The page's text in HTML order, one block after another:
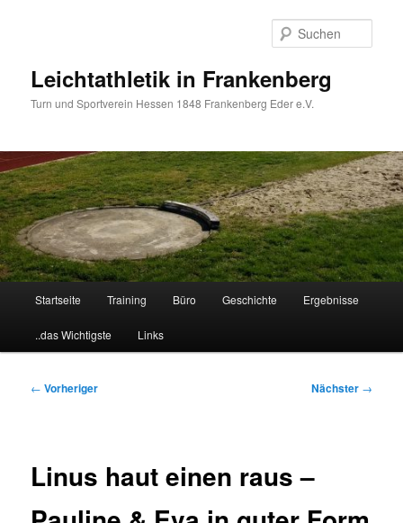
Leichtathletik in Frankenberg
Turn und Sportverein Hessen 1848 Frankenberg Eder e.V.
Startseite Training Büro Geschichte Ergebnisse
..das Wichtigste Links
Beitragsnavigation
← Vorheriger Nächster →
Linus haut einen raus –